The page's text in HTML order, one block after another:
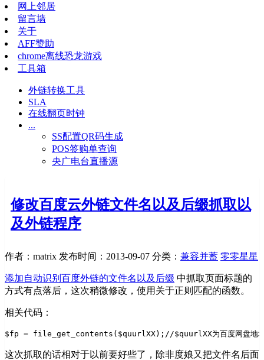
网上邻居
留言墙
关于
AFF赞助
chrome离线恐龙游戏
工具箱
外链转换工具
SLA
在线翻页时钟
...
SS配置QR码生成
POS签购单查询
央广电台直播源
修改百度云外链文件名以及后缀抓取以
及外链程序
作者：matrix 发布时间：2013-09-07 分类： 兼容并蓄 零零星星
添加自动识别百度外链的文件名以及后缀 中抓取页面标题的
方式有点落后，这次稍微修改，使用关于正则匹配的函数。
相关代码：
$fp = file_get_contents($quurlXX);//$quurlXX为百度网盘
这次抓取的话相对于以前要好些了，除非度娘又把文件名后面